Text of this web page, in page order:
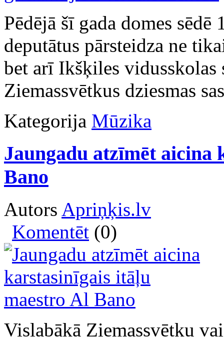
Pēdējā šī gada domes
deputātus pārsteidza ne
bet arī Ikšķiles vidusskolas
Ziemassvētkus dziesmas
Kategorija Mūzika
Jaungadu atzīmēt aicina
Bano
Autors Apriņķis.lv
Komentēt (0)
Vislabākā Ziemassvētku